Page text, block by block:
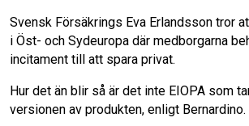
Svensk Försäkrings Eva Erlandsson tror
i Öst- och Sydeuropa där medborgarna
incitament till att spara privat.
Hur det än blir så är det inte EIOPA som
versionen av produkten, enligt Bernardino.